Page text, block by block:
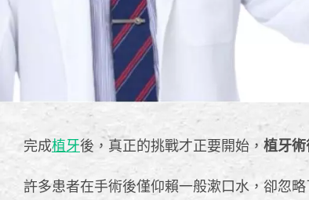
完成植牙後，真正的挑戰才正要開始， 植牙
許多患者在手術後僅仰賴一般漱口水，卻忽